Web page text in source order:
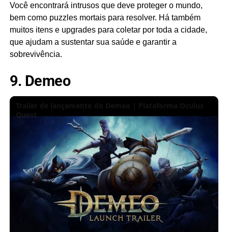
Você encontrará intrusos que deve proteger o mundo,
bem como puzzles mortais para resolver. Há também
muitos itens e upgrades para coletar por toda a cidade,
que ajudam a sustentar sua saúde e garantir a
sobrevivência.
9. Demeo
Quest